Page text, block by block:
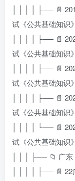
│ │ │ │ ├── 📄
试《公共基础知识
│ │ │ │ ├── 📄
试《公共基础知识
│ │ │ │ ├── 📄
试《公共基础知识
│ │ │ │ ├── 📄
试《公共基础知识
│ │ │ │ └── 📄
试《公共基础知识
│ │ │ ├── 📁 广
│ │ │ │ ├── 📄